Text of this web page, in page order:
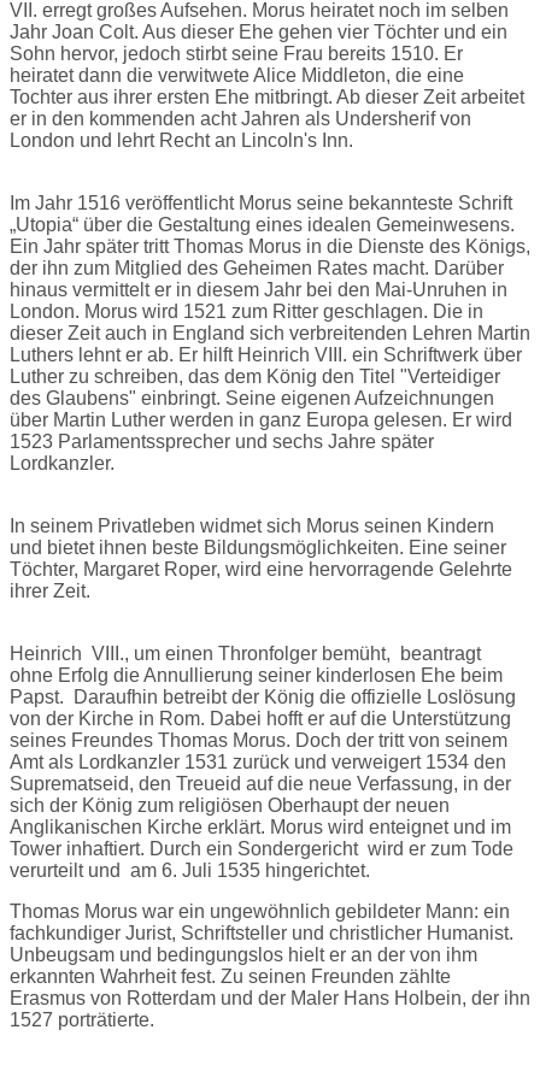
VII. erregt großes Aufsehen. Morus heiratet noch im selben
Jahr Joan Colt. Aus dieser Ehe gehen vier Töchter und ein
Sohn hervor, jedoch stirbt seine Frau bereits 1510. Er
heiratet dann die verwitwete Alice Middleton, die eine
Tochter aus ihrer ersten Ehe mitbringt. Ab dieser Zeit arbeitet
er in den kommenden acht Jahren als Undersherif von
London und lehrt Recht an Lincoln's Inn.
Im Jahr 1516 veröffentlicht Morus seine bekannteste Schrift
„Utopia“ über die Gestaltung eines idealen Gemeinwesens.
Ein Jahr später tritt Thomas Morus in die Dienste des Königs,
der ihn zum Mitglied des Geheimen Rates macht. Darüber
hinaus vermittelt er in diesem Jahr bei den Mai-Unruhen in
London. Morus wird 1521 zum Ritter geschlagen. Die in
dieser Zeit auch in England sich verbreitenden Lehren Martin
Luthers lehnt er ab. Er hilft Heinrich VIII. ein Schriftwerk über
Luther zu schreiben, das dem König den Titel "Verteidiger
des Glaubens" einbringt. Seine eigenen Aufzeichnungen
über Martin Luther werden in ganz Europa gelesen. Er wird
1523 Parlamentssprecher und sechs Jahre später
Lordkanzler.
In seinem Privatleben widmet sich Morus seinen Kindern
und bietet ihnen beste Bildungsmöglichkeiten. Eine seiner
Töchter, Margaret Roper, wird eine hervorragende Gelehrte
ihrer Zeit.
Heinrich VIII., um einen Thronfolger bemüht, beantragt
ohne Erfolg die Annullierung seiner kinderlosen Ehe beim
Papst. Daraufhin betreibt der König die offizielle Loslösung
von der Kirche in Rom. Dabei hofft er auf die Unterstützung
seines Freundes Thomas Morus. Doch der tritt von seinem
Amt als Lordkanzler 1531 zurück und verweigert 1534 den
Suprematseid, den Treueid auf die neue Verfassung, in der
sich der König zum religiösen Oberhaupt der neuen
Anglikanischen Kirche erklärt. Morus wird enteignet und im
Tower inhaftiert. Durch ein Sondergericht wird er zum Tode
verurteilt und am 6. Juli 1535 hingerichtet.
Thomas Morus war ein ungewöhnlich gebildeter Mann: ein
fachkundiger Jurist, Schriftsteller und christlicher Humanist.
Unbeugsam und bedingungslos hielt er an der von ihm
erkannten Wahrheit fest. Zu seinen Freunden zählte
Erasmus von Rotterdam und der Maler Hans Holbein, der ihn
1527 porträtierte.